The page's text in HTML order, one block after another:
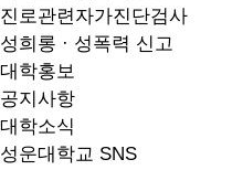
진로관련자가진단검사
성희롱 · 성폭력 신고
대학홍보
공지사항
대학소식
성운대학교 SNS